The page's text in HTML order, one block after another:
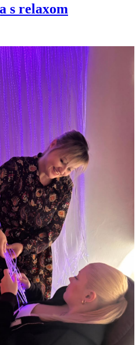
s relaxom